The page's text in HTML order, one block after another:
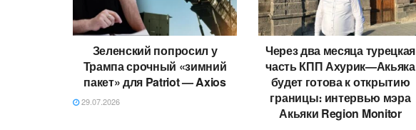
Зеленский попросил у
Трампа срочный «зимний
пакет» для Patriot — Axios
29.07.2026
Через два месяца турецкая
часть КПП Ахурик—Акьяка
будет готова к открытию
границы։ интервью мэра
Акьяки Region Monitor